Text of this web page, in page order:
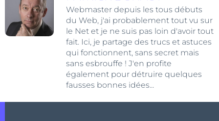
Webmaster depuis les tous débuts
du Web, j'ai probablement tout vu sur
le Net et je ne suis pas loin d'avoir tout
fait. Ici, je partage des trucs et astuces
qui fonctionnent, sans secret mais
sans esbrouffe ! J'en profite
également pour détruire quelques
fausses bonnes idées...